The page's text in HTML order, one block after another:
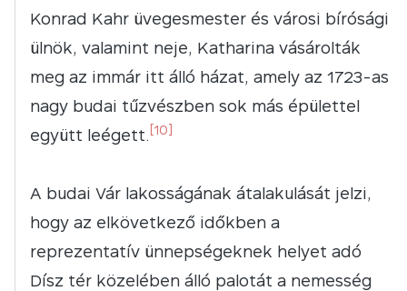
Konrad Kahr üvegesmester és városi bírósági
ülnök, valamint neje, Katharina vásárolták
meg az immár itt álló házat, amely az 1723-as
nagy budai tűzvészben sok más épülettel
együtt leégett. [10]
A budai Vár lakosságának átalakulását jelzi,
hogy az elkövetkező időkben a
reprezentatív ünnepségeknek helyet adó
Dísz tér közelében álló palotát a nemesség